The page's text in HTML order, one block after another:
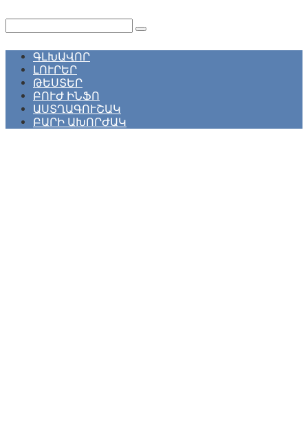
контенту
ԳԼԽԱՎՈՐ
ԼՈՒՐԵՐ
ԹԵՍՏԵՐ
ԲՈՒԺ ԻՆՖՈ
ԱՍՏՂԱԳՈՒՇԱԿ
ԲԱՐԻ ԱԽՈՐԺԱԿ